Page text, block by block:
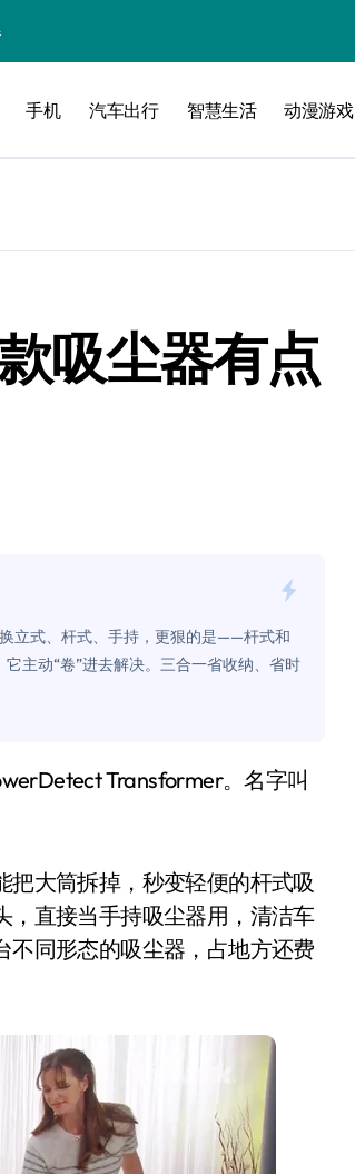
机械音
这次真急了
一边光伏发电
手机 汽车出行 智慧生活 动漫游戏
吸尘器有点
立式、杆式、手持，更狠的是——杆式和
主动“卷”进去解决。三合一省收纳、省时
大筒拆掉，秒变轻便的杆式吸
，直接当手持吸尘器用，清洁车
不同形态的吸尘器，占地方还费